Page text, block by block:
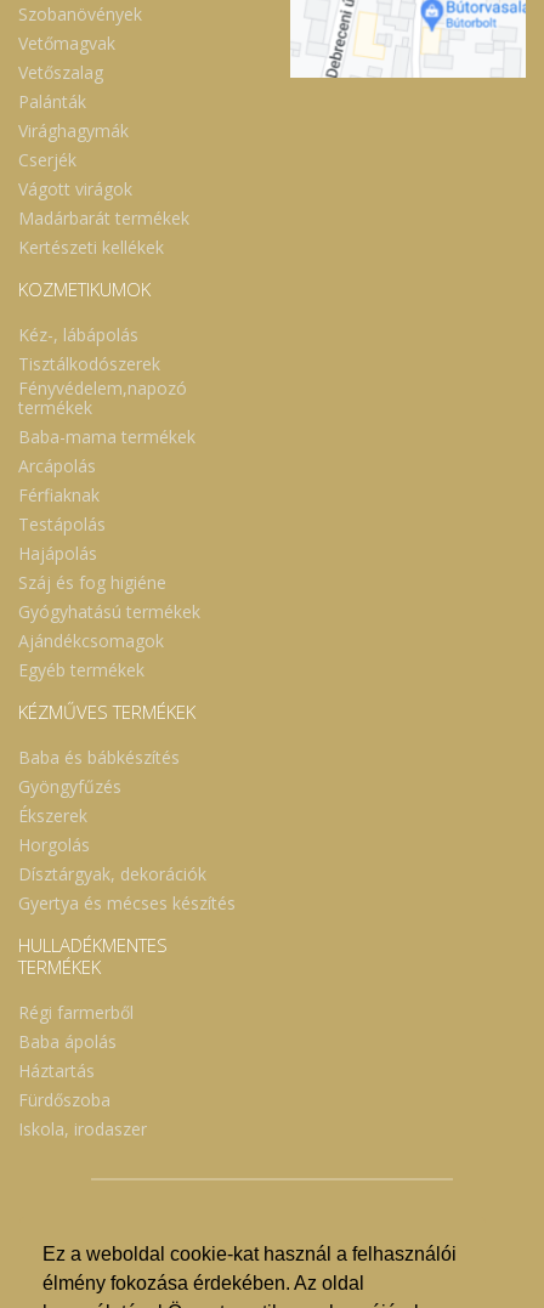
Ez a weboldal cookie-kat használ a felhasználói
élmény fokozása érdekében. Az oldal
Szobanövények
Vetőmagvak
Vetőszalag
Palánták
Virághagymák
Cserjék
Vágott virágok
Madárbarát termékek
Kertészeti kellékek
KOZMETIKUMOK
Kéz-, lábápolás
Tisztálkodószerek
Fényvédelem,napozó
termékek
Baba-mama termékek
Arcápolás
Férfiaknak
Testápolás
Hajápolás
Száj és fog higiéne
Gyógyhatású termékek
Ajándékcsomagok
Egyéb termékek
KÉZMŰVES TERMÉKEK
Baba és bábkészítés
Gyöngyfűzés
Ékszerek
Horgolás
Dísztárgyak, dekorációk
Gyertya és mécses készítés
HULLADÉKMENTES
TERMÉKEK
Régi farmerből
Baba ápolás
Háztartás
Fürdőszoba
Iskola, irodaszer
© Nyíregyházi Kosár Közösség 2019.